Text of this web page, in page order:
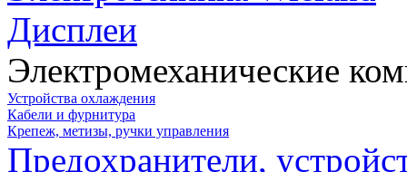
Дисплеи
Электромеханические
Устройства охлаждения
Кабели и фурнитура
Крепеж, метизы, ручки управления
Предохранители,